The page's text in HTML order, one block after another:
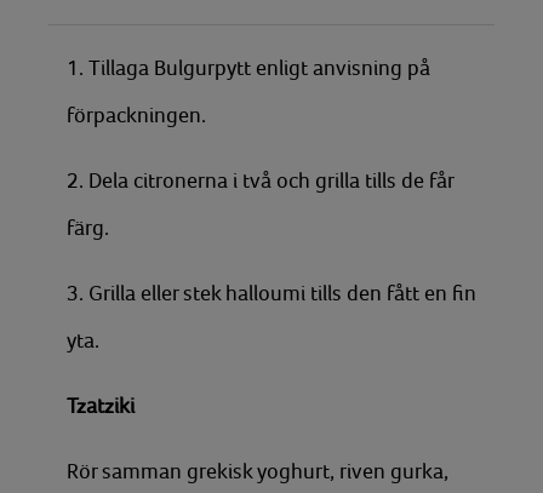
1. Tillaga Bulgurpytt enligt anvisning på
förpackningen.
2. Dela citronerna i två och grilla tills de får
färg.
3. Grilla eller stek halloumi tills den fått en fin
yta.
Tzatziki
Rör samman grekisk yoghurt, riven gurka,